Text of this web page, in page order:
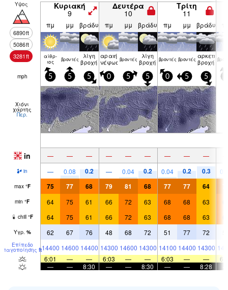
Υψος
6890ft
5086ft
3281ft
Κυριακή
9
Δευτέρα
10
Τρίτη
11
πμ μμ βράδυ πμ μμ βράδυ πμ μμ βράδυ
αίθρ­
ιος βρον­τές λίγη
βροχή
αραιή
νέφωσηβρον­τές λίγη
βροχή βρον­τές βρον­τές αρκετή
βροχή
mph 5 5 5 0 5 5 0 5 5
Χιόνι
χάρτης
Περ.
in — — — — — — — — —
in — 0.08 0.2 — 0.04 0.2 0.04 0.2 0.3
max °F 75 77 68 79 81 68 77 77 64
min °F 64 75 61 66 72 63 68 68 63
chill °F 64 75 61 66 72 63 68 68 63
Υγρ. % 62 67 76 48 68 72 51 77 72
Επίπεδο
παγοποίησης ft14400 14600 14400 14300 14600 14300 14100 14400 14300
6:01
— — 6:03 — — 6:03 — —
—
— 8:30 — — 8:30 — — 8:28